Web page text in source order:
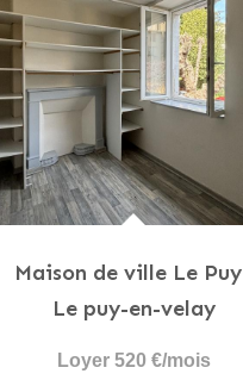
Maison de ville Le Puy
Le puy-en-velay
Loyer 520 €/mois